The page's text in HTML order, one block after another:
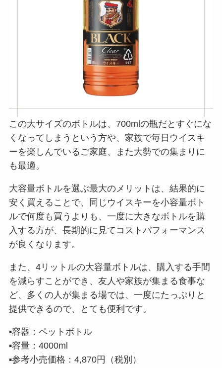
この大サイズのボトルは、700mlの瓶だとすぐにな
くなってしまうという方や、家族で毎日ウイスキ
ーを楽しんでいるご家庭、また大勢での集まりに
も最適。
大容量ボトルを選ぶ最大のメリットは、結果的に
安く買えることで、同じウイスキーを小容量ボト
ルで何度も買うよりも、一度に大きなボトルを購
入する方が、長期的に見てコストパフォーマンス
が良くなります。
また、4リットルの大容量ボトルは、購入する手間
を減らすことができ、友人や家族が集まる食事な
ど、多くの人が集まる場では、一度にたっぷりと
提供できるので、とても便利です。
▪️容器：ペットボトル
▪️容量：4000ml
▪️参考小売価格：4,870円（税別）